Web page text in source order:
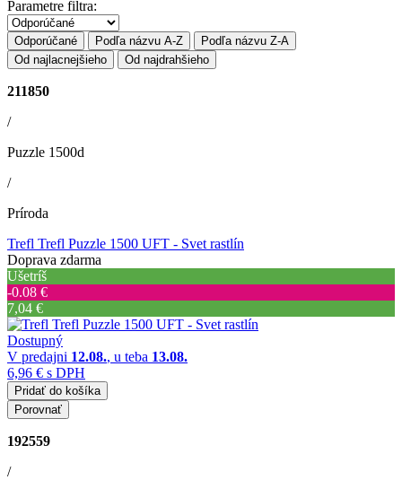
Parametre filtra:
Odporúčané Podľa názvu A-Z
Podľa názvu Z-A
Od najlacnejšieho
Od najdrahšieho
211850
/
Puzzle 1500d
/
Príroda
Trefl Trefl Puzzle 1500 UFT - Svet rastlín
Doprava zdarma
Ušetríš
‐0.08 €
7,04 €
Dostupný
V predajni 12.08., u teba 13.08.
6,96 € s DPH
Pridať do košíka
Porovnať
192559
/